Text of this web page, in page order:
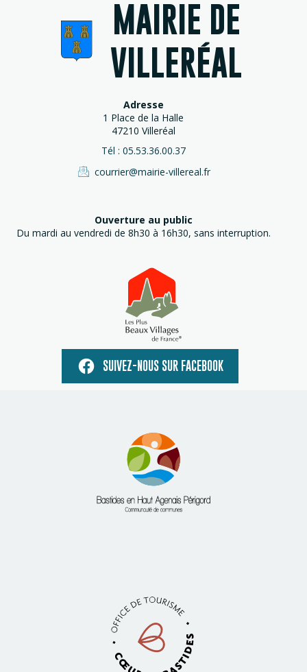
MAIRIE DE
VILLERÉAL
Adresse
1 Place de la Halle
47210 Villeréal
Tél : 05.53.36.00.37
courrier@mairie-villereal.fr
Ouverture au public
Du mardi au vendredi de 8h30 à 16h30, sans interruption.
SUIVEZ-NOUS SUR FACEBOOK